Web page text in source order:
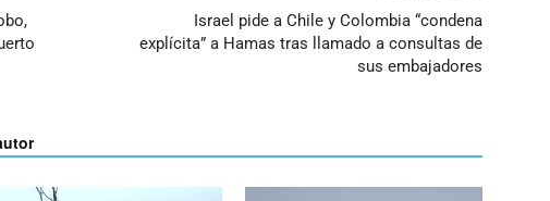
Israel pide a Chile y Colombia “condena
explícita” a Hamas tras llamado a consultas de
sus embajadores